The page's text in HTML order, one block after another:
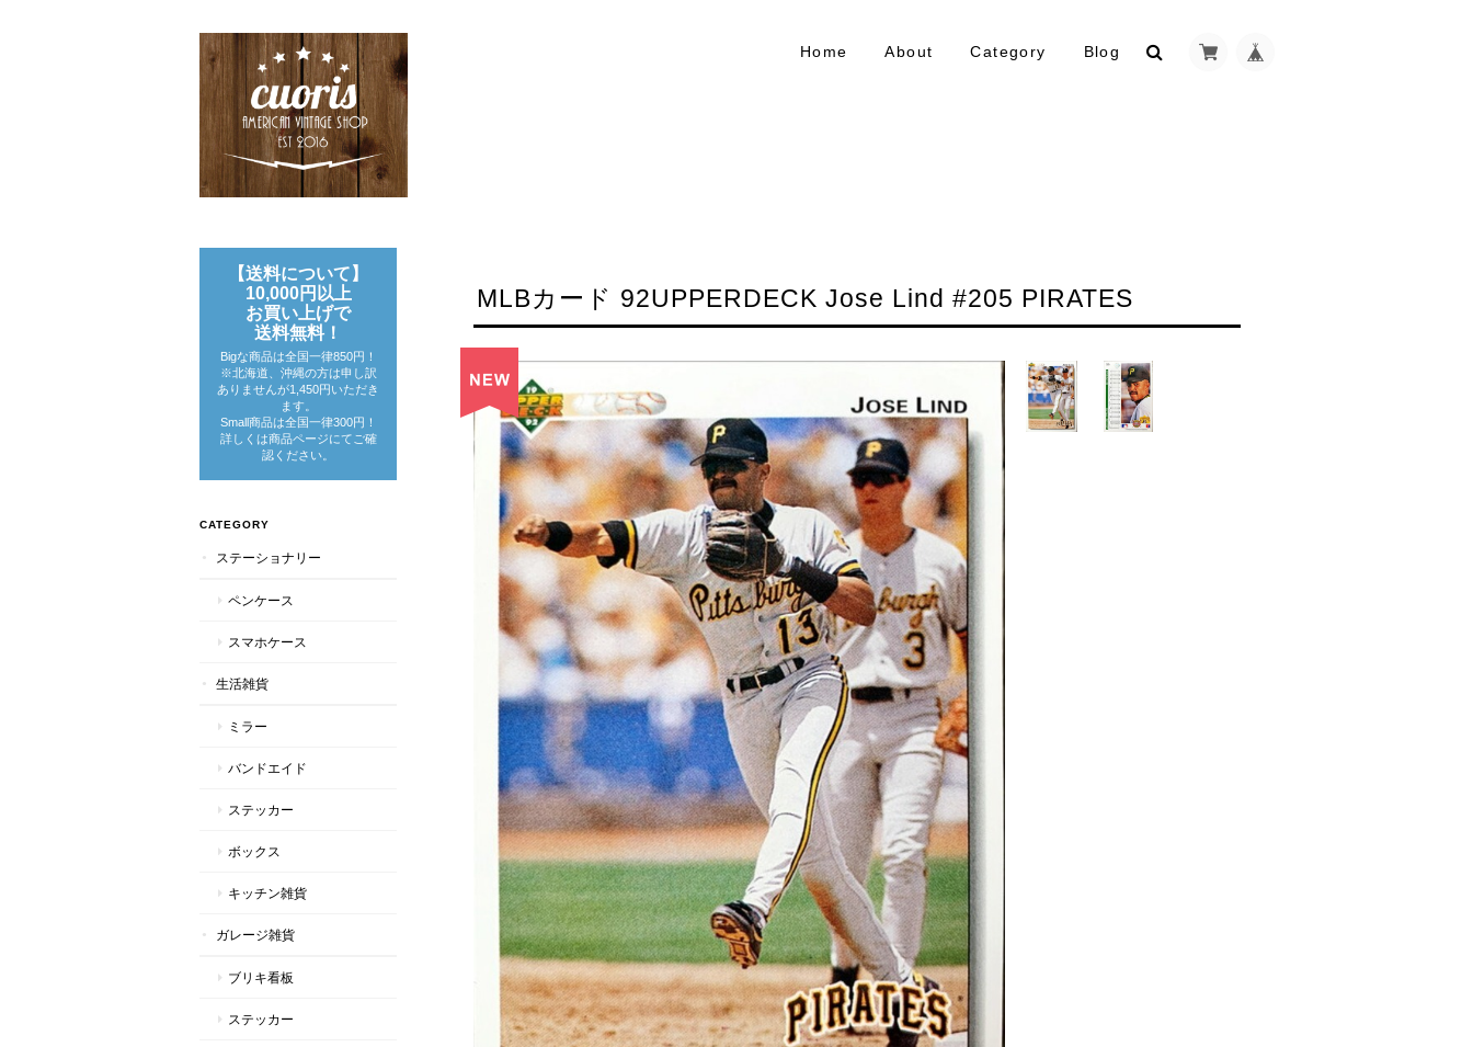
Home About Category Blog
MLBカード 92UPPERDECK Jose Lind #205 PIRATES
【送料について】
10,000円以上
お買い上げで
送料無料！
Bigな商品は全国一律850円！
※北海道、沖縄の方は申し訳
ありませんが1,450円いただき
ます。
Small商品は全国一律300円！
詳しくは商品ページにてご確
認ください。
CATEGORY
ステーショナリー
ペンケース
スマホケース
生活雑貨
ミラー
バンドエイド
ステッカー
ボックス
キッチン雑貨
ガレージ雑貨
ブリキ看板
ステッカー